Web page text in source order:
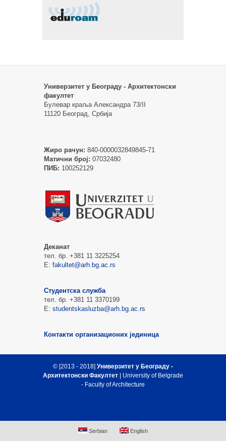
Универзитет у Београду - Архитектонски
факултет
Булевар краља Александра 73/II
11120 Београд, Србија
Жиро рачун: 840-0000032849845-71
Матични број: 07032480
ПИБ: 100252129
Деканат
тел. бр. +381 11 3225254
Е: fakultet@arh.bg.ac.rs
Студентска служба
тел. бр. +381 11 3370199
Е: studentskasluzba@arh.bg.ac.rs
Контакти организационих јединица
© [2013 - 2018] Универзитет у Београду -
Архитектонски Факултет | University of Belgrade
- Faculty of Architecture
Serbian English